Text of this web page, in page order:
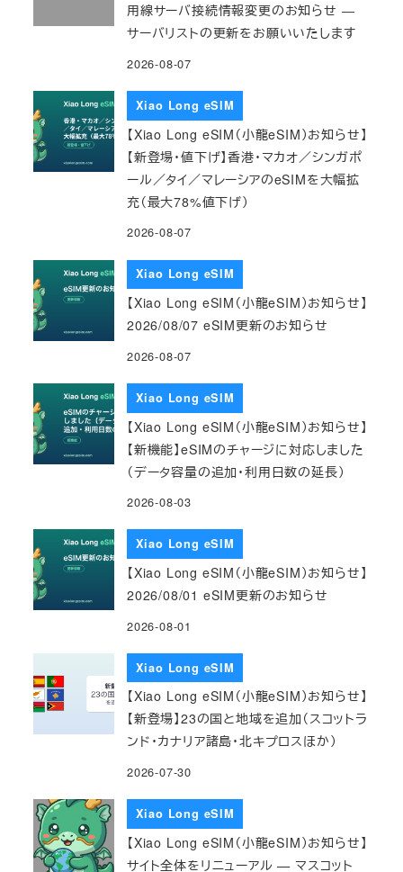
用線サーバ接続情報変更のお知らせ ―
サーバリストの更新をお願いいたします
2026-08-07
Xiao Long eSIM
【Xiao Long eSIM（小龍eSIM）お知らせ】
【新登場・値下げ】香港・マカオ／シンガポ
ール／タイ／マレーシアのeSIMを大幅拡
充（最大78%値下げ）
2026-08-07
Xiao Long eSIM
【Xiao Long eSIM（小龍eSIM）お知らせ】
2026/08/07 eSIM更新のお知らせ
2026-08-07
Xiao Long eSIM
【Xiao Long eSIM（小龍eSIM）お知らせ】
【新機能】eSIMのチャージに対応しました
（データ容量の追加・利用日数の延長）
2026-08-03
Xiao Long eSIM
【Xiao Long eSIM（小龍eSIM）お知らせ】
2026/08/01 eSIM更新のお知らせ
2026-08-01
Xiao Long eSIM
【Xiao Long eSIM（小龍eSIM）お知らせ】
【新登場】23の国と地域を追加（スコットラ
ンド・カナリア諸島・北キプロスほか）
2026-07-30
Xiao Long eSIM
【Xiao Long eSIM（小龍eSIM）お知らせ】
サイト全体をリニューアル — マスコット